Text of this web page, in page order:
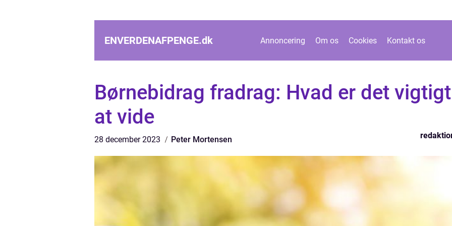
ENVERDENAFPENGE.dk Annoncering Om os Cookies Kontakt os
Børnebidrag fradrag: Hvad er det vigtigt
at vide
28 december 2023 Peter Mortensen